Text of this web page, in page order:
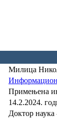
Милица
Примењена
14.2.2024.
Доктор